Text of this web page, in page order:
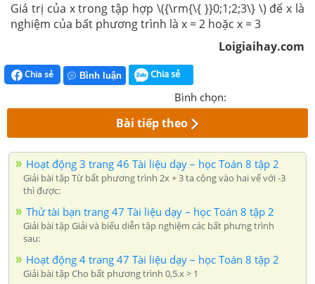
Giá trị của x trong tập hợp \({\rm{\{ }}0;1;2;3\} \) để x là
nghiệm của bất phương trình là x = 2 hoặc x = 3
Loigiaihay.com
Chia sẻ Bình luận Chia sẻ
Bình chọn:
Bài tiếp theo
Hoạt động 3 trang 46 Tài liệu dạy – học Toán 8 tập 2
Giải bài tập Từ bất phương trình 2x + 3 ta cộng vào hai vế với -3
thì được:
Thử tài bạn trang 47 Tài liệu dạy – học Toán 8 tập 2
Giải bài tập Giải và biểu diễn tập nghiệm các bất phưng trình
sau:
Hoạt động 4 trang 47 Tài liệu dạy – học Toán 8 tập 2
Giải bài tập Cho bất phương trình 0,5.x > 1